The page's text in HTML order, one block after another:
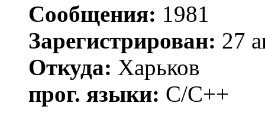
Сообщения: 1981
Зарегистрирован: 27
Откуда: Харьков
прог. языки: С/С++